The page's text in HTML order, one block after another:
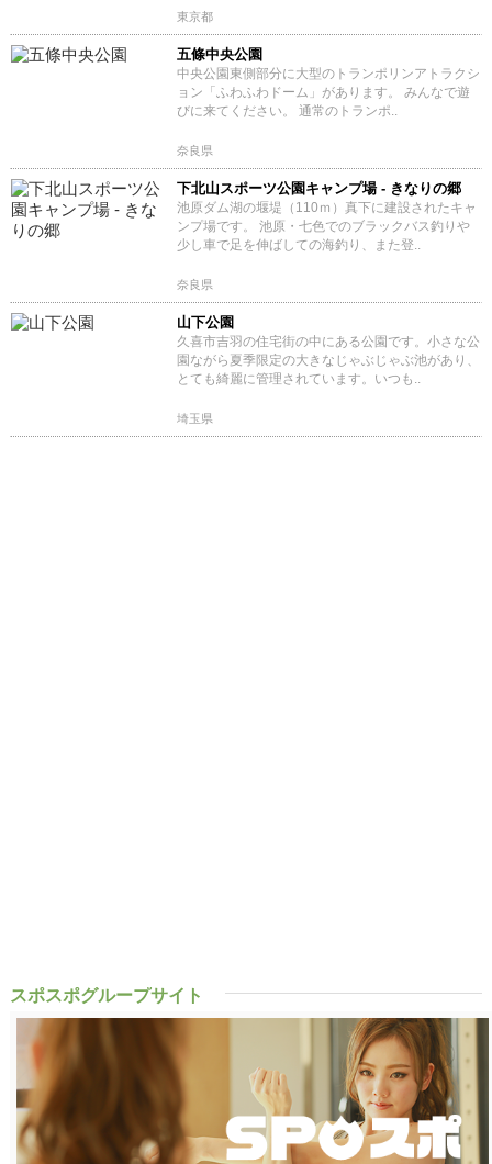
東京都
五條中央公園
中央公園東側部分に大型のトランポリンアトラクシ
ョン「ふわふわドーム」があります。 みんなで遊
びに来てください。 通常のトランポ..
奈良県
下北山スポーツ公園キャンプ場 - きなりの郷
池原ダム湖の堰堤（110ｍ）真下に建設されたキャ
ンプ場です。 池原・七色でのブラックバス釣りや
少し車で足を伸ばしての海釣り、また登..
奈良県
山下公園
久喜市吉羽の住宅街の中にある公園です。小さな公
園ながら夏季限定の大きなじゃぶじゃぶ池があり、
とても綺麗に管理されています。いつも..
埼玉県
スポスポグループサイト